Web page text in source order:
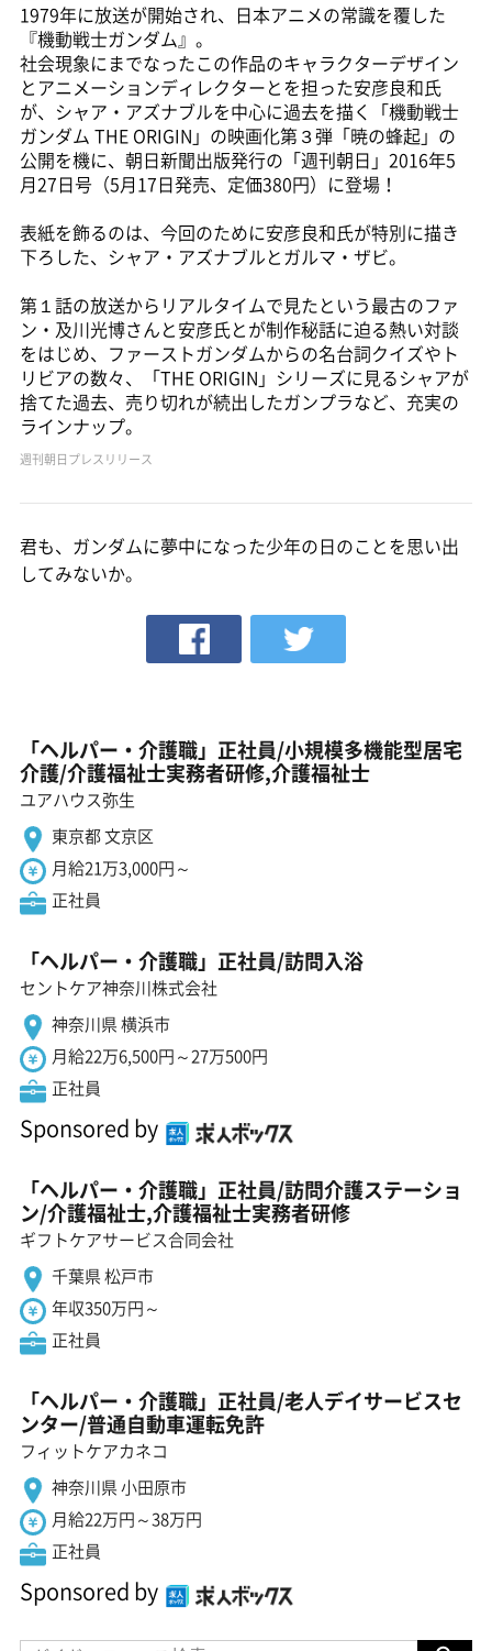
1979年に放送が開始され、日本アニメの常識を覆した
『機動戦士ガンダム』。
社会現象にまでなったこの作品のキャラクターデザイン
とアニメーションディレクターとを担った安彦良和氏
が、シャア・アズナブルを中心に過去を描く「機動戦士
ガンダム THE ORIGIN」の映画化第３弾「暁の蜂起」の
公開を機に、朝日新聞出版発行の「週刊朝日」2016年5
月27日号（5月17日発売、定価380円）に登場！
表紙を飾るのは、今回のために安彦良和氏が特別に描き
下ろした、シャア・アズナブルとガルマ・ザビ。
第１話の放送からリアルタイムで見たという最古のファ
ン・及川光博さんと安彦氏とが制作秘話に迫る熱い対談
をはじめ、ファーストガンダムからの名台詞クイズやト
リビアの数々、「THE ORIGIN」シリーズに見るシャアが
捨てた過去、売り切れが続出したガンプラなど、充実の
ラインナップ。
週刊朝日プレスリリース
君も、ガンダムに夢中になった少年の日のことを思い出
してみないか。
「ヘルパー・介護職」正社員/小規模多機能型居宅
介護/介護福祉士実務者研修,介護福祉士
ユアハウス弥生
東京都 文京区
月給21万3,000円～
正社員
「ヘルパー・介護職」正社員/訪問入浴
セントケア神奈川株式会社
神奈川県 横浜市
月給22万6,500円～27万500円
正社員
Sponsored by
「ヘルパー・介護職」正社員/訪問介護ステーショ
ン/介護福祉士,介護福祉士実務者研修
ギフトケアサービス合同会社
千葉県 松戸市
年収350万円～
正社員
「ヘルパー・介護職」正社員/老人デイサービスセ
ンター/普通自動車運転免許
フィットケアカネコ
神奈川県 小田原市
月給22万円～38万円
正社員
Sponsored by